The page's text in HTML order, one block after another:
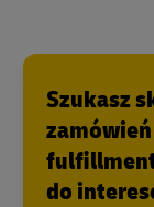
Szukasz
do